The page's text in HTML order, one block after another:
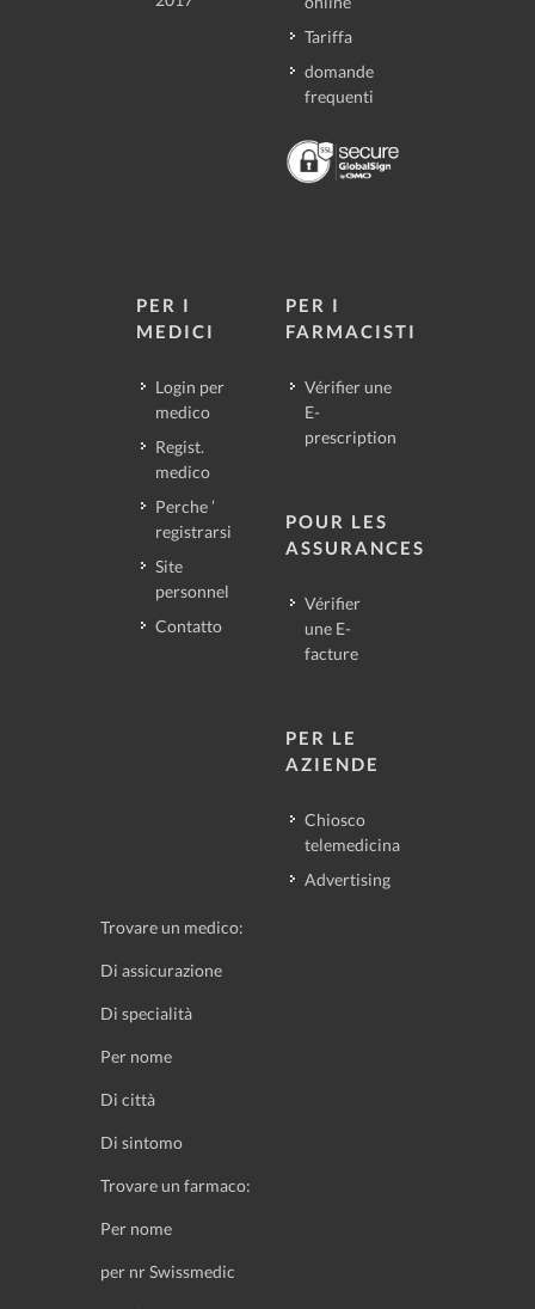
Tariffa
domande
frequenti
PER I
MEDICI
Login per
medico
Regist.
medico
Perche ’
registrarsi
Site
personnel
Contatto
PER I
FARMACISTI
Vérifier une
E-
prescription
POUR LES
ASSURANCES
Vérifier
une E-
facture
PER LE
AZIENDE
Chiosco
telemedicina
Advertising
Trovare un medico:
Di assicurazione
Di specialità
Per nome
Di città
Di sintomo
Trovare un farmaco:
Per nome
per nr Swissmedic